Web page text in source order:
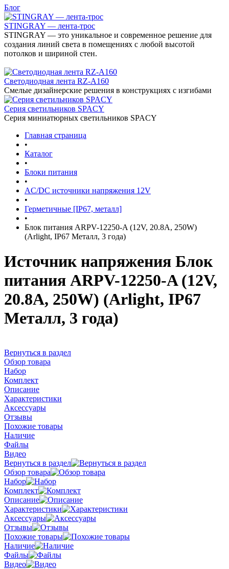
Блог
STINGRAY — лента-трос
STINGRAY — это уникальное и современное решение для
создания линий света в помещениях с любой высотой
потолков и шириной стен.
Светодиодная лента RZ-A160
Смелые дизайнерские решения в конструкциях с изгибами
Серия светильников SPACY
Серия миниатюрных светильников SPACY
Главная страница
•
Каталог
•
Блоки питания
•
AC/DC источники напряжения 12V
•
Герметичные [IP67, металл]
•
Блок питания ARPV-12250-A (12V, 20.8A, 250W)
(Arlight, IP67 Металл, 3 года)
Источник напряжения Блок
питания ARPV-12250-A (12V,
20.8A, 250W) (Arlight, IP67
Металл, 3 года)
Вернуться в раздел
Обзор товара
Набор
Комплект
Описание
Характеристики
Аксессуары
Отзывы
Похожие товары
Наличие
Файлы
Видео
Вернуться в раздел
Обзор товара
Набор
Комплект
Описание
Характеристики
Аксессуары
Отзывы
Похожие товары
Наличие
Файлы
Видео